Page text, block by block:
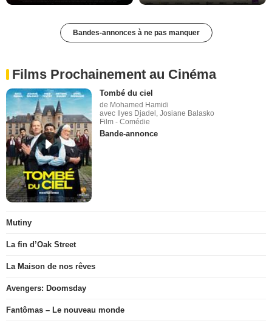
Bandes-annonces à ne pas manquer
Films Prochainement au Cinéma
Tombé du ciel
de Mohamed Hamidi
avec Ilyes Djadel, Josiane Balasko
Film - Comédie
Bande-annonce
Mutiny
La fin d’Oak Street
La Maison de nos rêves
Avengers: Doomsday
Fantômas – Le nouveau monde